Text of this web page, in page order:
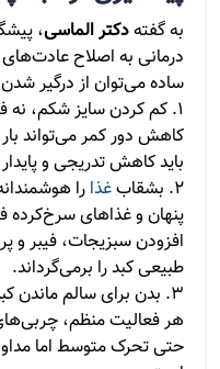
به گفتهدکتر الماسی،
درمانی به اصلاح
ساده می‌توان از درگیر
1. کم کردن سایز شکم، نه
کاهش دور کمر می‌تواند
باید کاهش تدریجی و
2. بشقاب
غذا را
پنهان و غذاهای سرخ‌کرده
افزودن سبزیجات، فیبر و
طبیعی کبد را برمی‌گرداند.
3. بدن برای سالم ماندن
هر فعالیت منظم،
حتی تحرک متوسط اما